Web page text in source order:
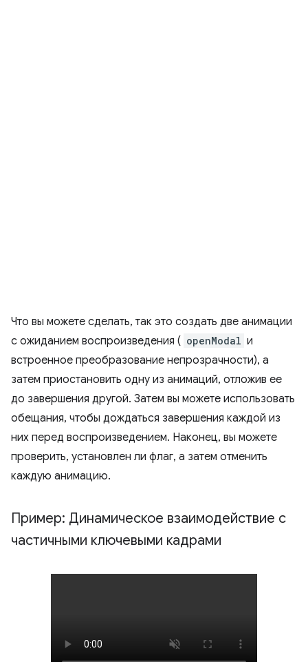
Что вы можете сделать, так это создать две анимации
с ожиданием воспроизведения ( openModal и
встроенное преобразование непрозрачности), а
затем приостановить одну из анимаций, отложив ее
до завершения другой. Затем вы можете использовать
обещания, чтобы дождаться завершения каждой из
них перед воспроизведением. Наконец, вы можете
проверить, установлен ли флаг, а затем отменить
каждую анимацию.
Пример: Динамическое взаимодействие с
частичными ключевыми кадрами